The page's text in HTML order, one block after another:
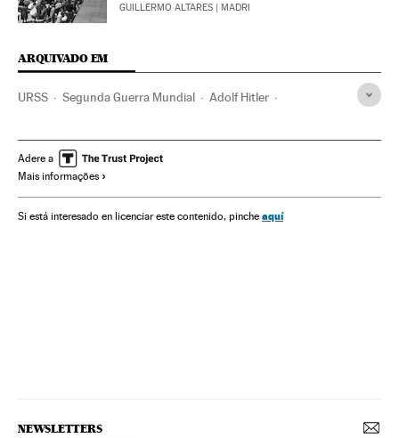
GUILLERMO ALTARES | MADRI
ARQUIVADO EM
URSS Segunda Guerra Mundial Adolf Hitler
História História contemporânea
Adere a
Mais informações
Si está interesado en licenciar este contenido, pinche aquí
NEWSLETTERS